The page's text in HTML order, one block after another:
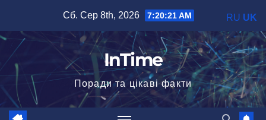
вмісту
Сб. Сер 8th, 2026 7:20:22 AM
InTime
Поради та цікаві факти
RU UK